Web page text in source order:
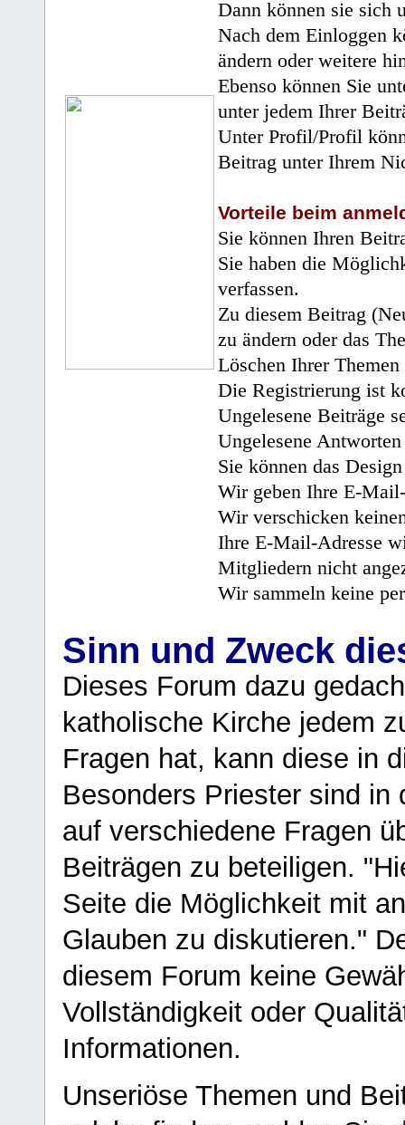
Dann können sie sich
Nach dem Einloggen
ändern oder weitere
Ebenso können Sie
unter jedem Ihrer
Unter Profil/Profil
Beitrag unter Ihrem
Vorteile beim
Sie können Ihren
Sie haben die
verfassen.
Zu diesem Beitrag
zu ändern oder das
Löschen Ihrer
Die Registrierung ist
Ungelesene Beiträge
Ungelesene
Sie können das
Wir geben Ihre E-
Wir verschicken
Ihre E-Mail-Adresse
Mitgliedern nicht
Wir sammeln keine
Sinn und Zweck
Dieses Forum dazu
katholische Kirche jedem
Fragen hat, kann diese in
Besonders Priester sind in
auf verschiedene Fragen
Beiträgen zu beteiligen.
Seite die Möglichkeit mit
Glauben zu diskutieren."
diesem Forum keine
Vollständigkeit oder
Informationen.
Unseriöse Themen und